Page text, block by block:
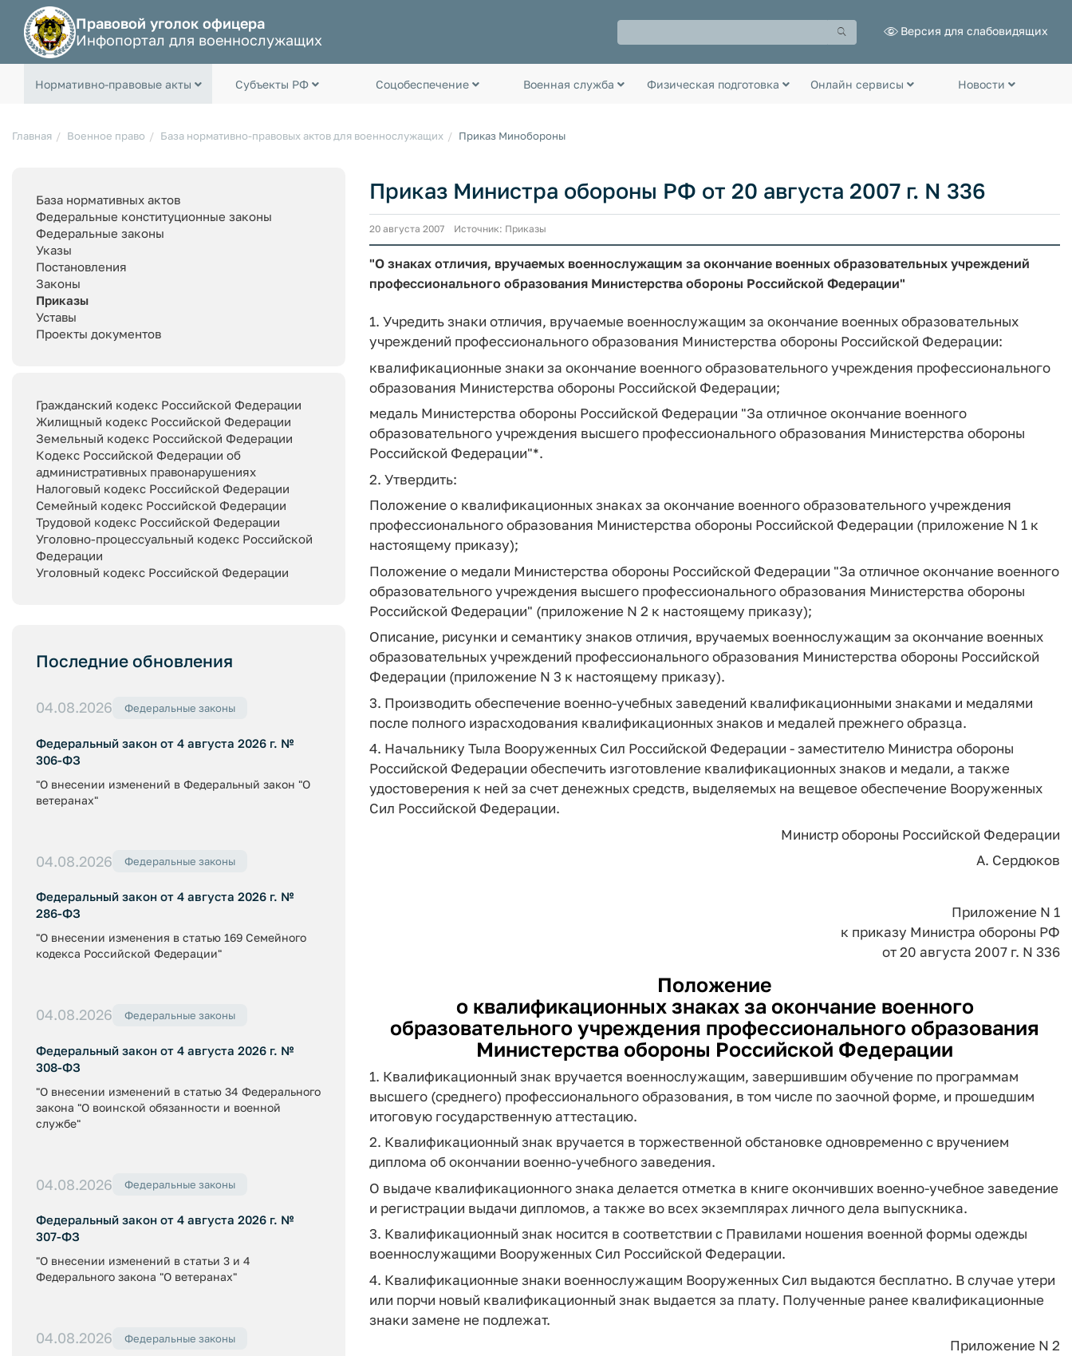
Правовой уголок офицера
Инфопортал для военнослужащих
Версия для слабовидящих
Нормативно-правовые акты Субъекты РФ Соцобеспечение Военная служба Физическая подготовка Онлайн сервисы Новости
Главная Военное право База нормативно-правовых актов для военнослужащих Приказ Минобороны
База нормативных актов
Федеральные конституционные законы
Федеральные законы
Указы
Постановления
Законы
Приказы
Уставы
Проекты документов
Гражданский кодекс Российской Федерации
Жилищный кодекс Российской Федерации
Земельный кодекс Российской Федерации
Кодекс Российской Федерации об
административных правонарушениях
Налоговый кодекс Российской Федерации
Семейный кодекс Российской Федерации
Трудовой кодекс Российской Федерации
Уголовно-процессуальный кодекс Российской
Федерации
Уголовный кодекс Российской Федерации
Последние обновления
04.08.2026 Федеральные законы
Федеральный закон от 4 августа 2026 г. №
306-ФЗ
"О внесении изменений в Федеральный закон "О
ветеранах"
04.08.2026 Федеральные законы
Федеральный закон от 4 августа 2026 г. №
286-ФЗ
"О внесении изменения в статью 169 Семейного
кодекса Российской Федерации"
04.08.2026 Федеральные законы
Федеральный закон от 4 августа 2026 г. №
308-ФЗ
"О внесении изменений в статью 34 Федерального
закона "О воинской обязанности и военной
службе"
04.08.2026 Федеральные законы
Федеральный закон от 4 августа 2026 г. №
307-ФЗ
"О внесении изменений в статьи 3 и 4
Федерального закона "О ветеранах"
04.08.2026 Федеральные законы
Приказ Министра обороны РФ от 20 августа 2007 г. N 336
20 августа 2007 Источник: Приказы
"О знаках отличия, вручаемых военнослужащим за окончание военных образовательных учреждений
профессионального образования Министерства обороны Российской Федерации"
1. Учредить знаки отличия, вручаемые военнослужащим за окончание военных образовательных
учреждений профессионального образования Министерства обороны Российской Федерации:
квалификационные знаки за окончание военного образовательного учреждения профессионального
образования Министерства обороны Российской Федерации;
медаль Министерства обороны Российской Федерации "За отличное окончание военного
образовательного учреждения высшего профессионального образования Министерства обороны
Российской Федерации"*.
2. Утвердить:
Положение о квалификационных знаках за окончание военного образовательного учреждения
профессионального образования Министерства обороны Российской Федерации (приложение N 1 к
настоящему приказу);
Положение о медали Министерства обороны Российской Федерации "За отличное окончание военного
образовательного учреждения высшего профессионального образования Министерства обороны
Российской Федерации" (приложение N 2 к настоящему приказу);
Описание, рисунки и семантику знаков отличия, вручаемых военнослужащим за окончание военных
образовательных учреждений профессионального образования Министерства обороны Российской
Федерации (приложение N 3 к настоящему приказу).
3. Производить обеспечение военно-учебных заведений квалификационными знаками и медалями
после полного израсходования квалификационных знаков и медалей прежнего образца.
4. Начальнику Тыла Вооруженных Сил Российской Федерации - заместителю Министра обороны
Российской Федерации обеспечить изготовление квалификационных знаков и медали, а также
удостоверения к ней за счет денежных средств, выделяемых на вещевое обеспечение Вооруженных
Сил Российской Федерации.
Министр обороны Российской Федерации
А. Сердюков
Приложение N 1
к приказу Министра обороны РФ
от 20 августа 2007 г. N 336
Положение
о квалификационных знаках за окончание военного
образовательного учреждения профессионального образования
Министерства обороны Российской Федерации
1. Квалификационный знак вручается военнослужащим, завершившим обучение по программам
высшего (среднего) профессионального образования, в том числе по заочной форме, и прошедшим
итоговую государственную аттестацию.
2. Квалификационный знак вручается в торжественной обстановке одновременно с вручением
диплома об окончании военно-учебного заведения.
О выдаче квалификационного знака делается отметка в книге окончивших военно-учебное заведение
и регистрации выдачи дипломов, а также во всех экземплярах личного дела выпускника.
3. Квалификационный знак носится в соответствии с Правилами ношения военной формы одежды
военнослужащими Вооруженных Сил Российской Федерации.
4. Квалификационные знаки военнослужащим Вооруженных Сил выдаются бесплатно. В случае утери
или порчи новый квалификационный знак выдается за плату. Полученные ранее квалификационные
знаки замене не подлежат.
Приложение N 2